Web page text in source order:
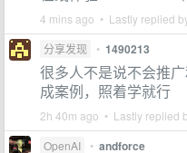
4 mins ago • Lastly replied
分享发现 • 1490213
很多人不是说不会推
成案例，照着学就行
2h 40m ago • Lastly replied
OpenAI • andforce